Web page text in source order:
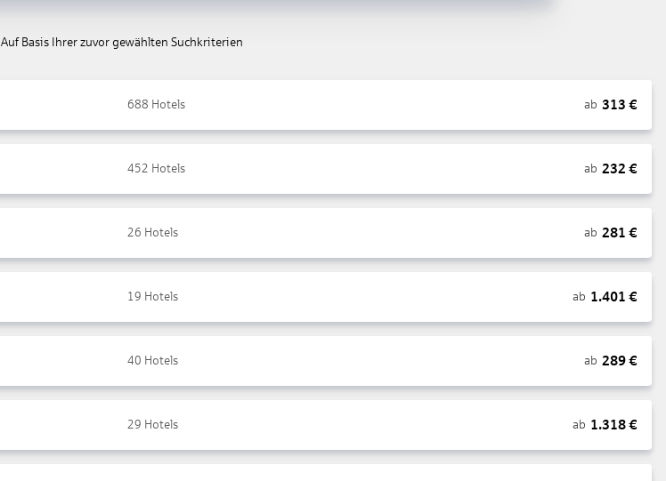
Auf Basis Ihrer zuvor gewählten Suchkriterien
688 Hotels ab 313 €
452 Hotels ab 232 €
26 Hotels ab 281 €
19 Hotels ab 1.401 €
40 Hotels ab 289€
29 Hotels ab 1.318€